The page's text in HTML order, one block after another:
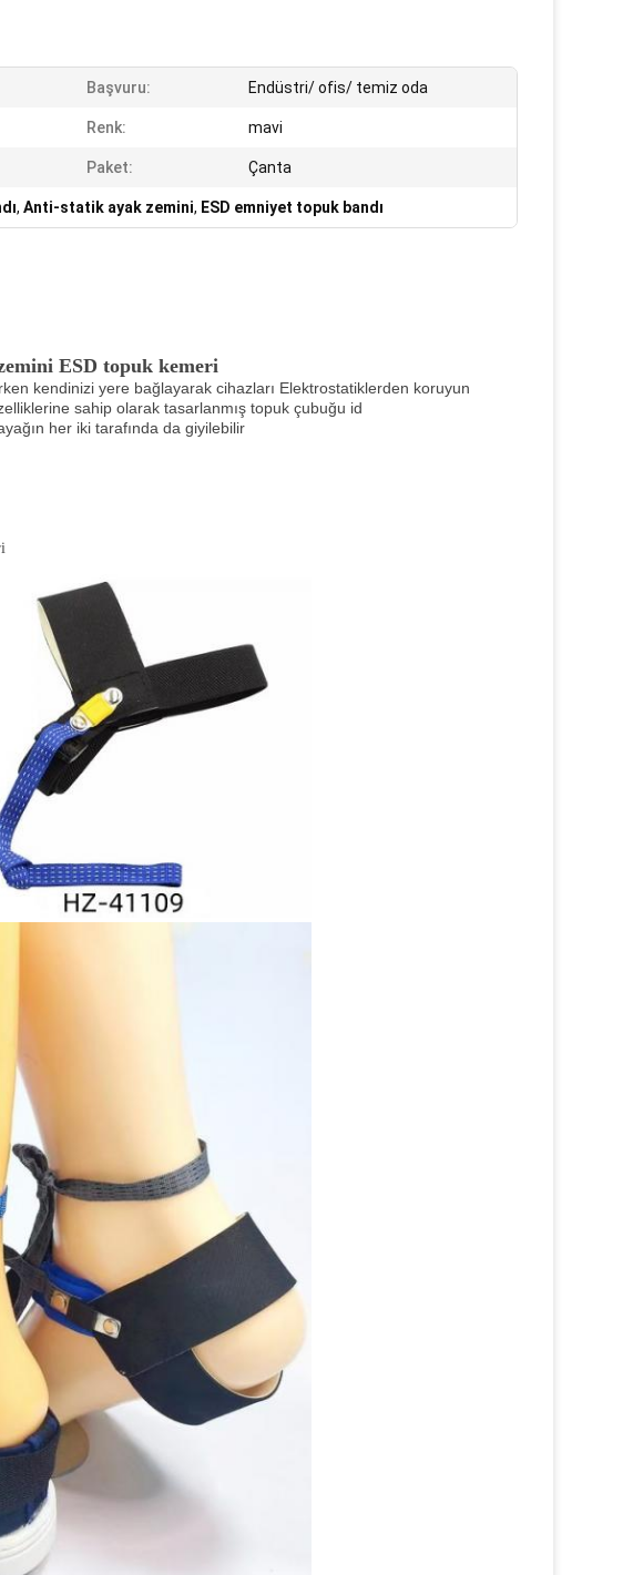
Başvuru: Endüstri/ ofis/ temiz oda
Renk: mavi
Paket: Çanta
, Anti-statik ayak zemini, ESD emniyet topuk bandı
ESD topuk kemeri
kendinizi yere bağlayarak cihazları Elektrostatiklerden koruyun
sahip olarak tasarlanmış topuk çubuğu id
her iki tarafında da giyilebilir